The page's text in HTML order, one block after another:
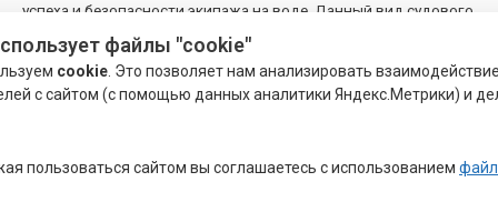
успеха и безопасности экипажа на воде. Данный вид судового
крепежа очень практичен и долговечен в применении.
Стабилен по отношению к воздействию водной среды,
неблагоприятных погодных условий и резких перепадов
параметрами, по этой причине востребован для
файлы "cookie"
cookie . Это позволяет нам анализировать
с сайтом (с помощью данных аналитики Яндекс.Метрики) и
пользоваться сайтом вы соглашаетесь с использованием